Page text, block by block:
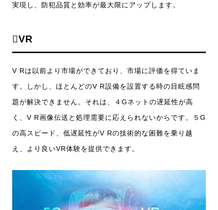
実現し、防犯品質と効率が最大限にアップします。
VR
V Rは以前より市場ができており、市場に評価を得ていま
す。しかし、ほとんどのV R設備を設置する時の目眩感問
題が解決できません。それは、４Gネットの遅延性が高
く、V R画像伝送と処理需要に応えられないからです。５G
の高スピード、低遅延性がV Rの技術的な困難を乗り越
え、より良いVR体験を提供できます。